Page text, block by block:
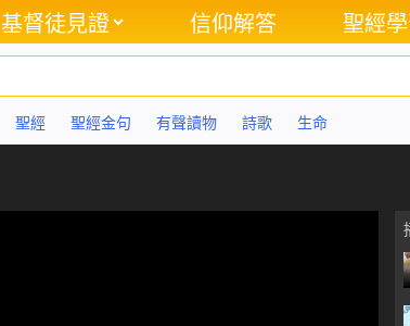
基督徒見證 信仰解答 聖經
聖經 聖經金句 有聲讀物 詩歌 生命